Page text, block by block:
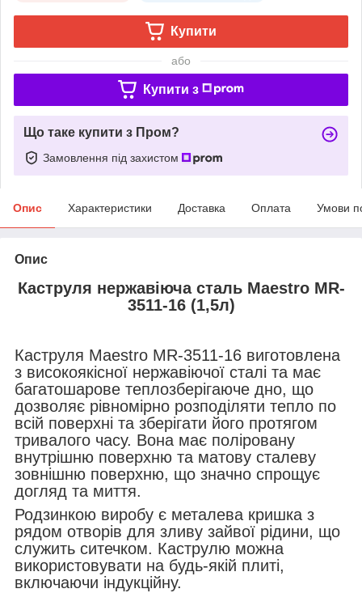
Купити
або
Купити з
Що таке купити з Пром?
Замовлення під захистом
Опис Характеристики Доставка Оплата Умови
Опис
Каструля нержавіюча сталь Maestro MR-
3511-16 (1,5л)
Каструля Maestro MR-3511-16 виготовлена
з високоякісної нержавіючої сталі та має
багатошарове теплозберігаюче дно, що
дозволяє рівномірно розподіляти тепло по
всій поверхні та зберігати його протягом
тривалого часу. Вона має поліровану
внутрішню поверхню та матову сталеву
зовнішню поверхню, що значно спрощує
догляд та миття.
Родзинкою виробу є металева кришка з
рядом отворів для зливу зайвої рідини, що
служить ситечком. Каструлю можна
використовувати на будь-якій плиті,
включаючи індукційну.